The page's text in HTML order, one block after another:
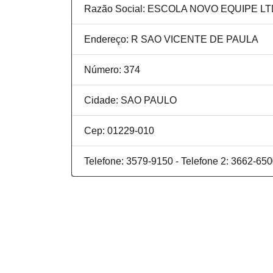
Razão Social: ESCOLA NOVO EQUIPE
Endereço: R SAO VICENTE DE PAULA
Número: 374
Cidade: SAO PAULO
Cep: 01229-010
Telefone: 3579-9150 - Telefone 2: 3662-